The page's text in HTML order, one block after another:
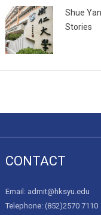
Shue Yan
Stories
CONTACT
Email: admit@hksyu.edu
Telephone: (852)2570 7110